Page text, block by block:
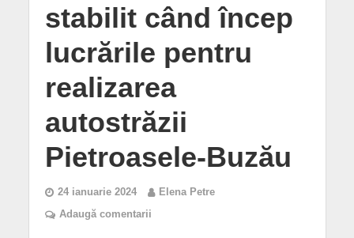
stabilit când încep
lucrările pentru
realizarea
autostrăzii
Pietroasele-Buzău
24 ianuarie 2024
Elena Petre
Adaugă comentarii